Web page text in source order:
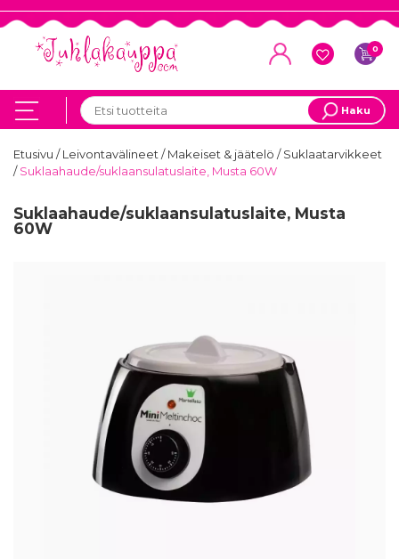
0
Haku
Etusivu /Leivontavälineet/Makeiset & jäätelö /Suklaatarvikkeet
/Suklaahaude/suklaansulatuslaite, Musta 60W
Suklaahaude/suklaansulatuslaite, Musta
60W